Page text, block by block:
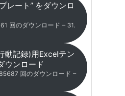
レート” をダウンロ
回のダウンロード – 31.
動記録)用Excelテン
ウンロード
回のダウンロード –